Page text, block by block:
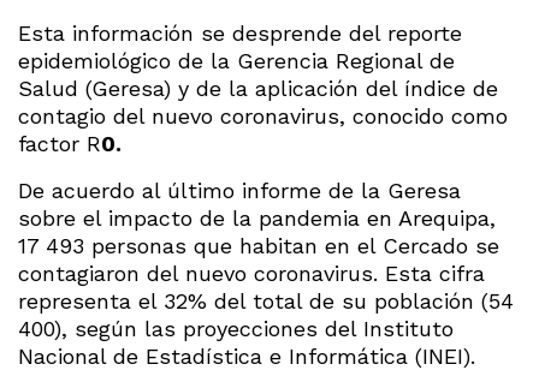
Esta información se desprende del reporte
epidemiológico de la Gerencia Regional de
Salud (Geresa) y de la aplicación del índice de
contagio del nuevo coronavirus, conocido como
factor R0.
De acuerdo al último informe de la Geresa
sobre el impacto de la pandemia en Arequipa,
17 493 personas que habitan en el Cercado se
contagiaron del nuevo coronavirus. Esta cifra
representa el 32% del total de su población (54
400), según las proyecciones del Instituto
Nacional de Estadística e Informática (INEI).